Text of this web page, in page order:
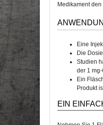
Medikament
Eine
Die
Studien
der 1
Ein
Produkt
EIN